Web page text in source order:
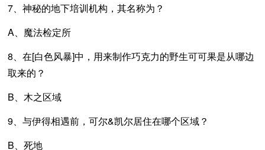
7、神秘的地下培训机构，其名称为？
A、魔法检定所
8、在[白色风暴]中，用来制作巧克力的野生可可果是从哪边
取来的？
B、木之区域
9、与伊得相遇前，可尔&凯尔居住在哪个区域？
B、死地